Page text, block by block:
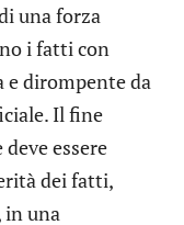
una forza
i fatti con
e dirompente da
Il fine
essere
dei fatti,
una